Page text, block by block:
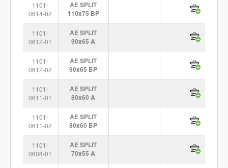
1101-
0614-02
AE SPLIT
110x75 BP
1101-
0612-01
AE SPLIT
90x65 A
1101-
0612-02
AE SPLIT
90x65 BP
1101-
0611-01
AE SPLIT
80x60 A
1101-
0611-02
AE SPLIT
80x60 BP
1101-
0608-01
AE SPLIT
70x55 A